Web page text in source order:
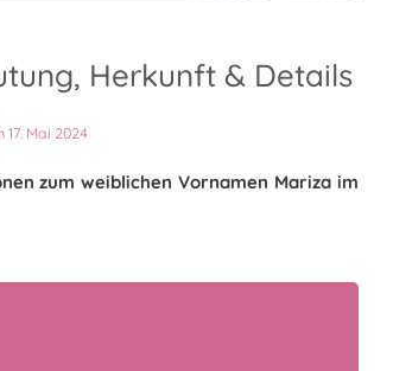
Herkunft & Details
Mai 2024
zum weiblichen Vornamen Mariza im